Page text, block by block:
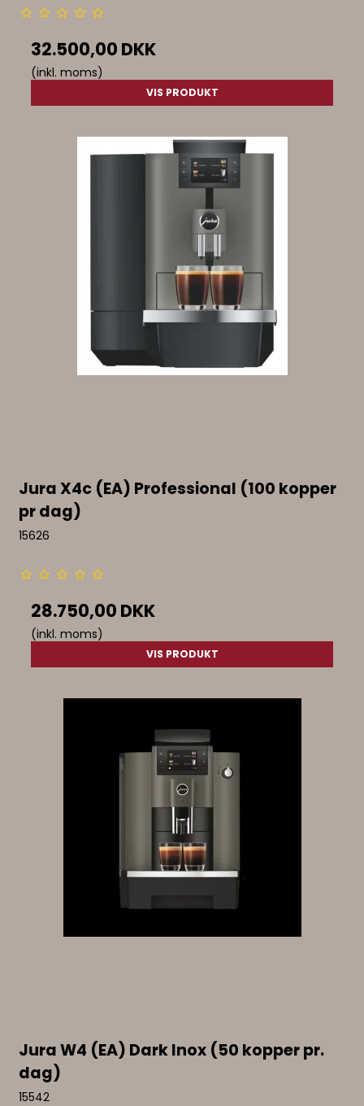
32.500,00 DKK
(inkl. moms)
VIS PRODUKT
Jura X4c (EA) Professional (100 kopper
pr dag)
15626
28.750,00 DKK
(inkl. moms)
VIS PRODUKT
Jura W4 (EA) Dark Inox (50 kopper pr.
dag)
15542